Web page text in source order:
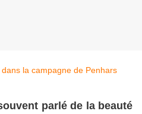
parlé de la beauté